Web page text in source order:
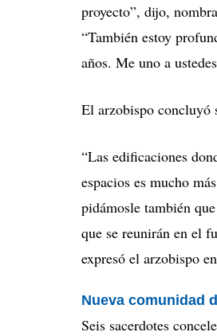
proyecto”, dijo,
“También estoy
años. Me uno a
El arzobispo concluyó
“Las edificaciones
espacios es mucho
pidámosle también
que se reunirán en el
expresó el arzobispo
Nueva comunidad
Seis sacerdotes